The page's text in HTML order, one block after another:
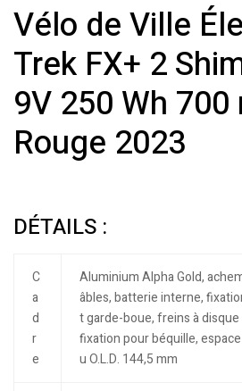
Vélo de Ville
Trek FX+ 2
9V 250 Wh 700
Rouge 2023
DÉTAILS :
C
a
d
r
e
Aluminium Alpha Gold,
âbles, batterie interne,
t garde-boue, freins à
fixation pour béquille,
u O.L.D. 144,5 mm